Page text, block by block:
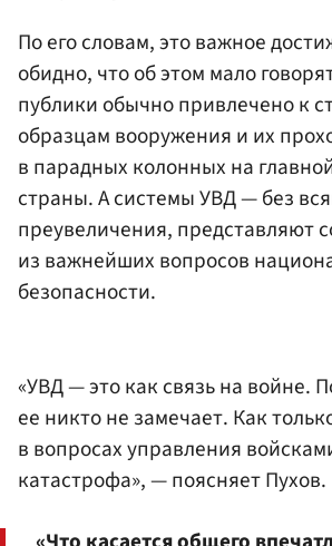
По его словам, это важное
обидно, что об этом мало
публики обычно привлечено к
образцам вооружения и их
в парадных колонных на
страны. А системы УВД — без
преувеличения, представляют
из важнейших вопросов
безопасности.
«УВД — это как связь на войне.
ее никто не замечает. Как
в вопросах управления
катастрофа», — поясняет Пухов.